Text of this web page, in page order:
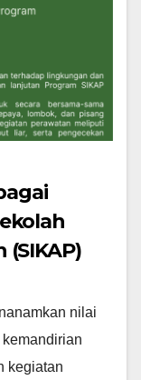
nilai
kegiatan